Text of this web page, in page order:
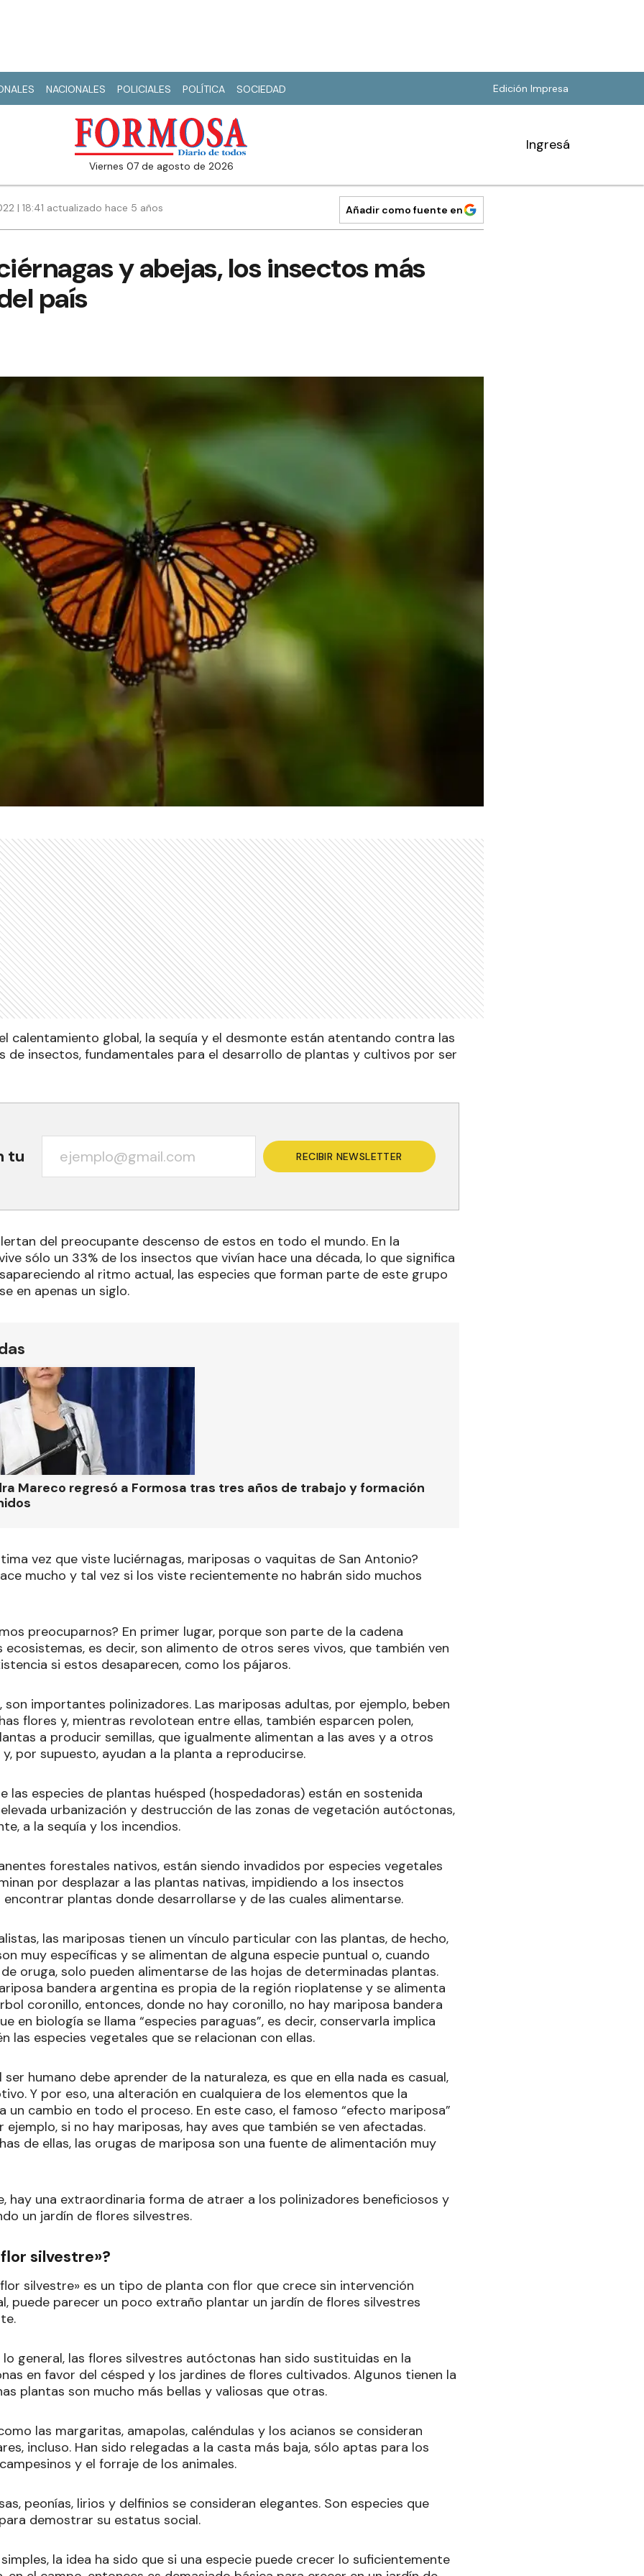
NACIONALES POLICIALES POLÍTICA SOCIEDAD Edición Impresa
viernes 07 de agosto de 2026
Ingresá
| 18:41 actualizado hace 5 años Añadir como fuente en
y abejas, los insectos más
país
calentamiento global, la sequía y el desmonte están atentando contra las
de insectos, fundamentales para el desarrollo de plantas y cultivos por ser
tu RECIBIR NEWSLETTER
del preocupante descenso de estos en todo el mundo. En la
sólo un 33% de los insectos que vivían hace una década, lo que significa
al ritmo actual, las especies que forman parte de este grupo
en apenas un siglo.
Mareco regresó a Formosa tras tres años de trabajo y formación
vez que viste luciérnagas, mariposas o vaquitas de San Antonio?
mucho y tal vez si los viste recientemente no habrán sido muchos
preocuparnos? En primer lugar, porque son parte de la cadena
ecosistemas, es decir, son alimento de otros seres vivos, que también ven
si estos desaparecen, como los pájaros.
son importantes polinizadores. Las mariposas adultas, por ejemplo, beben
flores y, mientras revolotean entre ellas, también esparcen polen,
a producir semillas, que igualmente alimentan a las aves y a otros
y, por supuesto, ayudan a la planta a reproducirse.
las especies de plantas huésped (hospedadoras) están en sostenida
urbanización y destrucción de las zonas de vegetación autóctonas,
a la sequía y los incendios.
forestales nativos, están siendo invadidos por especies vegetales
por desplazar a las plantas nativas, impidiendo a los insectos
plantas donde desarrollarse y de las cuales alimentarse.
las mariposas tienen un vínculo particular con las plantas, de hecho,
muy específicas y se alimentan de alguna especie puntual o, cuando
oruga, solo pueden alimentarse de las hojas de determinadas plantas.
bandera argentina es propia de la región rioplatense y se alimenta
coronillo, entonces, donde no hay coronillo, no hay mariposa bandera
en biología se llama “especies paraguas”, es decir, conservarla implica
las especies vegetales que se relacionan con ellas.
ser humano debe aprender de la naturaleza, es que en ella nada es casual,
Y por eso, una alteración en cualquiera de los elementos que la
un cambio en todo el proceso. En este caso, el famoso “efecto mariposa”
ejemplo, si no hay mariposas, hay aves que también se ven afectadas.
de ellas, las orugas de mariposa son una fuente de alimentación muy
hay una extraordinaria forma de atraer a los polinizadores beneficiosos y
un jardín de flores silvestres.
silvestre»?
silvestre» es un tipo de planta con flor que crece sin intervención
puede parecer un poco extraño plantar un jardín de flores silvestres
general, las flores silvestres autóctonas han sido sustituidas en la
en favor del césped y los jardines de flores cultivados. Algunos tienen la
plantas son mucho más bellas y valiosas que otras.
las margaritas, amapolas, caléndulas y los acianos se consideran
incluso. Han sido relegadas a la casta más baja, sólo aptas para los
y el forraje de los animales.
peonías, lirios y delfinios se consideran elegantes. Son especies que
demostrar su estatus social.
la idea ha sido que si una especie puede crecer lo suficientemente